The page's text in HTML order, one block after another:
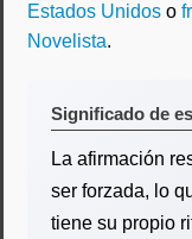
Estados Unidos o
Novelista.
Significado de
La afirmación
ser forzada, lo
tiene su propio